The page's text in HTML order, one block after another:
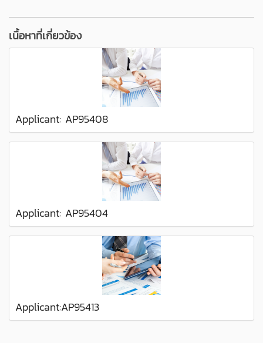
เนื้อหาที่เกี่ยวข้อง
Applicant: AP95408
Applicant: AP95404
Applicant:AP95413